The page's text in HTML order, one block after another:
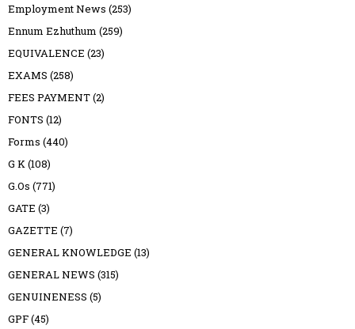
Employment News (253)
Ennum Ezhuthum (259)
EQUIVALENCE (23)
EXAMS (258)
FEES PAYMENT(2)
FONTS (12)
Forms (440)
G K (108)
G.Os (771)
GATE (3)
GAZETTE (7)
GENERAL KNOWLEDGE (13)
GENERAL NEWS (315)
GENUINENESS (5)
GPF(45)